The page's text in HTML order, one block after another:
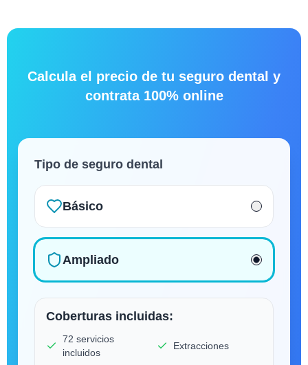
Calcula el precio de tu seguro dental y
contrata 100% online
Tipo de seguro dental
Básico
Ampliado
Coberturas incluidas:
72 servicios
incluidos
Extracciones